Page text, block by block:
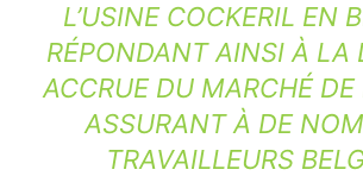
L’USINE COCKERIL EN
RÉPONDANT AINSI À LA
ACCRUE DU MARCHÉ DE
ASSURANT À DE
TRAVAILLEURS